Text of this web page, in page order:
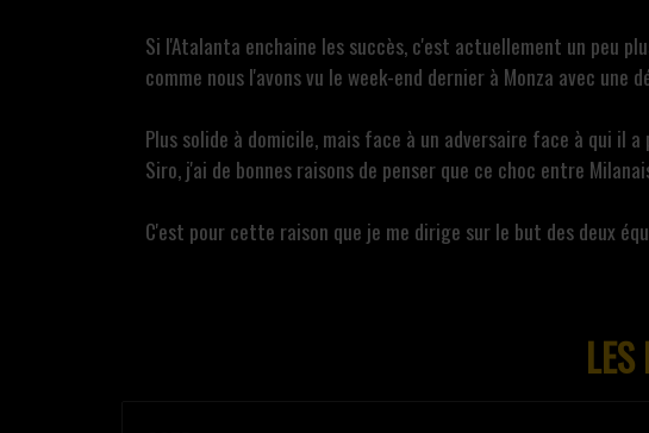
Si l'Atalanta enchaine les succès, c'est actuellement un peu
comme nous l'avons vu le week-end dernier à Monza avec
Plus solide à domicile, mais face à un adversaire face à qui il
Siro, j'ai de bonnes raisons de penser que ce choc entre
C'est pour cette raison que je me dirige sur le but des deux